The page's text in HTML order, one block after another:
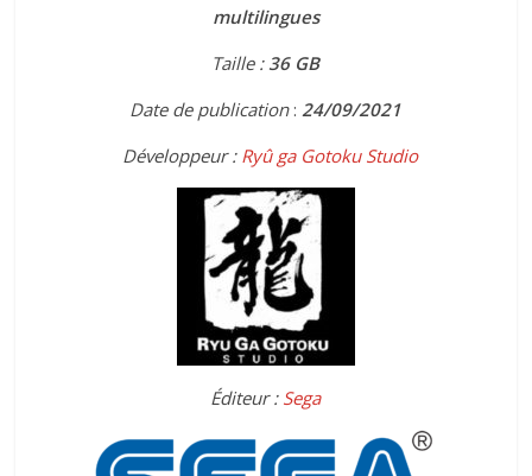
multilingues
Taille : 36GB
Date de publication: 24/09/2021
Développeur : Ryû ga Gotoku Studio
Éditeur : Sega